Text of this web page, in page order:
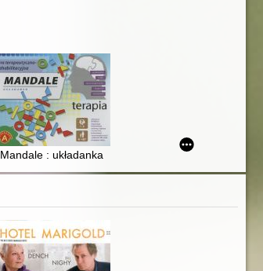
Mandale : układanka